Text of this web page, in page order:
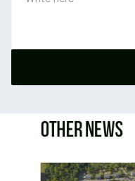
Other news